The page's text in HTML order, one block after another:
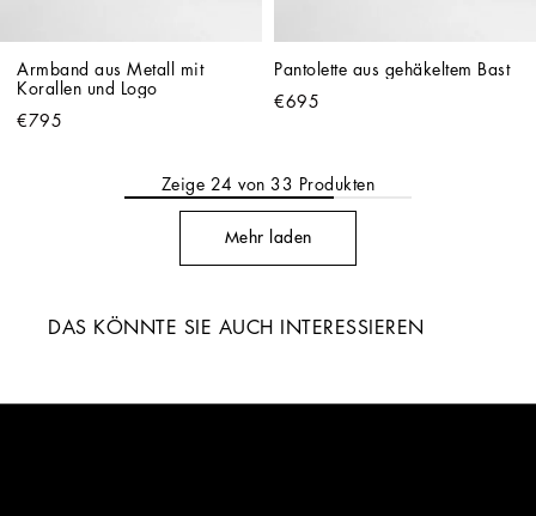
Armband aus Metall mit
Korallen und Logo
€795
Pantolette aus gehäkeltem Bast
€695
Zeige 24 von33 Produkten
Mehr laden
DAS KÖNNTE SIE AUCH INTERESSIEREN